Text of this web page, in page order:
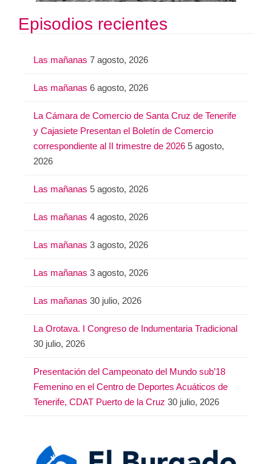
Episodios recientes
Las mañanas 7 agosto, 2026
Las mañanas 6 agosto, 2026
La Cámara de Comercio de Santa Cruz de Tenerife
y Cajasiete Presentan el Boletín de Comercio
correspondiente al II trimestre de 2026 5 agosto,
2026
Las mañanas 5 agosto, 2026
Las mañanas 4 agosto, 2026
Las mañanas 3 agosto, 2026
Las mañanas 3 agosto, 2026
Las mañanas 30 julio, 2026
La Orotava. I Congreso de Indumentaria Tradicional
30 julio, 2026
Presentación del Campeonato del Mundo sub’18
Femenino en el Centro de Deportes Acuáticos de
Tenerife, CDAT Puerto de la Cruz 30 julio, 2026